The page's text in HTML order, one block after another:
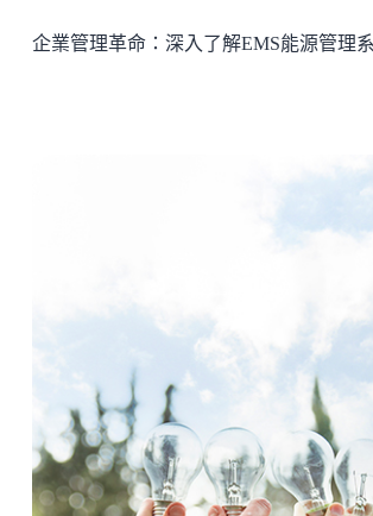
至
企業管理革命：深入了解EMS能源管理